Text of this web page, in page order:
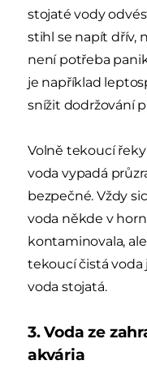
stojaté vody
stihl se napít dřív,
není potřeba
je například
snížit dodržování
Volně tekoucí
voda vypadá
bezpečné. Vždy
voda někde v
kontaminovala,
tekoucí čistá
voda stojatá.
3. Voda ze
akvária